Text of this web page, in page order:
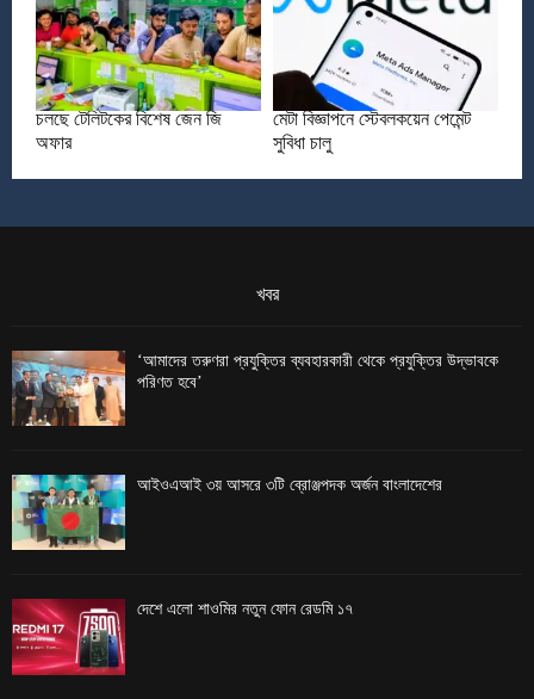
চলছে টেলিটকের বিশেষ জেন জি
অফার
মেটা বিজ্ঞাপনে স্টেবলকয়েন পেমেন্ট
সুবিধা চালু
খবর
‘আমাদের তরুণরা প্রযুক্তির ব্যবহারকারী থেকে প্রযুক্তির উদ্ভাবকে
পরিণত হবে’
আইওএআই ৩য় আসরে ৩টি ব্রোঞ্জপদক অর্জন বাংলাদেশের
দেশে এলো শাওমির নতুন ফোন রেডমি ১৭